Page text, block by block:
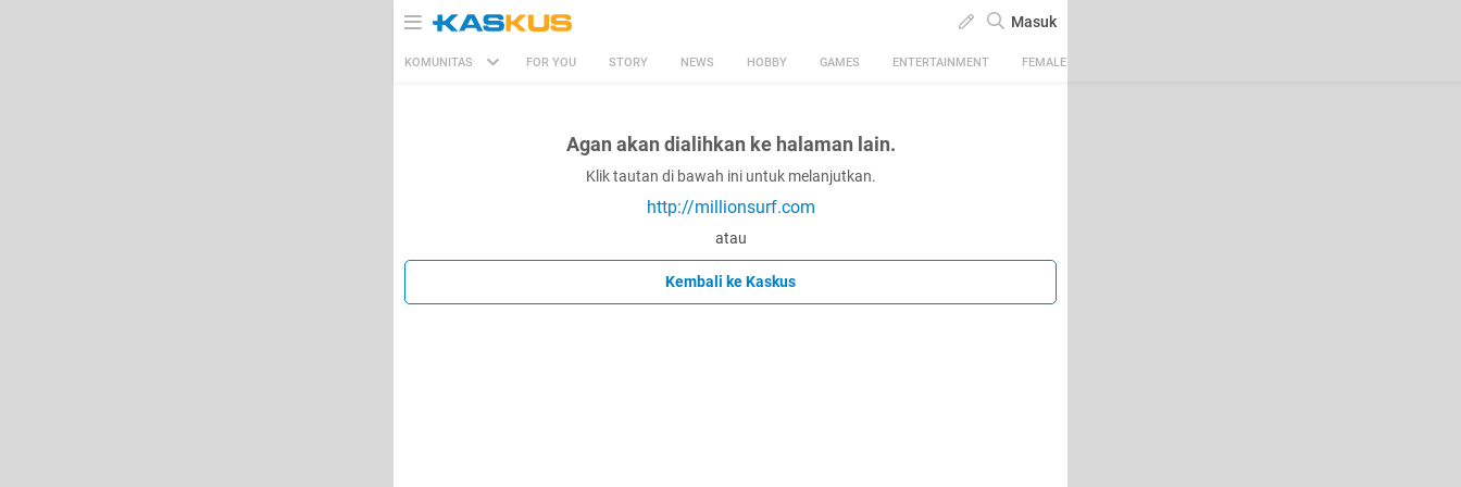
Masuk
KOMUNITAS FOR YOU STORY NEWS HOBBY GAMES ENTERTAINMENT FEMALE
Agan akan dialihkan ke halaman lain.
Klik tautan di bawah ini untuk melanjutkan.
http://millionsurf.com
atau
Kembali ke Kaskus